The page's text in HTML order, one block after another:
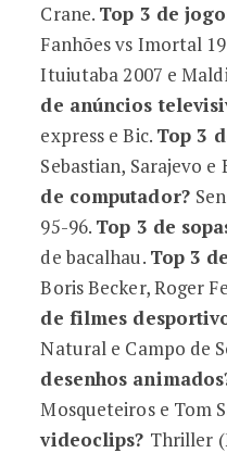
Crane. Top 3 de
Fanhões vs Imortal
Ituiutaba 2007 e
de anúncios
express e Bic. Top 3
Sebastian, Sarajevo e
de computador?
95-96. Top 3 de
de bacalhau. Top 3
Boris Becker, Roger
de filmes
Natural e Campo de
desenhos
Mosqueteiros e Tom
videoclips? Thriller